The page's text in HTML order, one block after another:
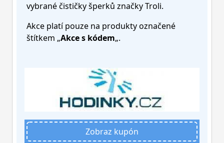
vybrané čističky šperků značky Troli.
Akce platí pouze na produkty označené
štítkem „Akce s kódem„.
Zobraz kupón